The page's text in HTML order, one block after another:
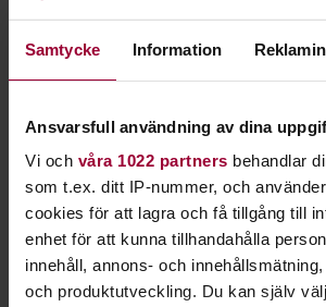
Samtycke Information
Ansvarsfull användning av dina
Vi och våra 1022 partners behandlar
som t.ex. ditt IP-nummer, och
cookies för att lagra och få tillgång till
enhet för att kunna tillhandahålla
innehåll, annons- och
och produktutveckling. Du kan själv
LMA-nummer
Efternamn *
E-postadress *